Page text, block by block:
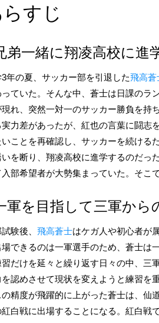
すじ
弟一緒に翔凌高校に進
年の夏、サッカー部を引退した飛高蒼
ていた。そんな中、蒼士は日課のラ
現れ、突然一対一のサッカー勝負を持
実力差があったが、紅也の言葉に闘志
いことを再確認し、サッカーを続ける
を断り、翔凌高校に進学するのだっ
入部希望者が大勢集まっていた。そこ
軍を目指して三軍から
験後、 飛高蒼士はケガ人や初心者が
場できるのは一軍選手のため、蒼士は
習だけを延々と繰り返す日々の中、三
認めさせて現状を変えようと練習を
精度が飛躍的に上がった蒼士は、仙
紅白戦に出場することになる。紅白戦